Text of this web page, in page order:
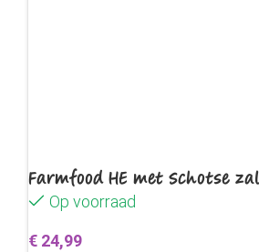
Farmfood HE met Schotse
Op voorraad
€ 24,99